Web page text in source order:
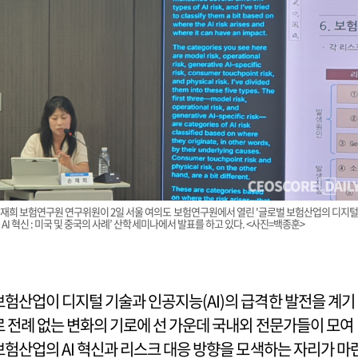
희 보험연구원 연구위원이 2일 서울 여의도 보험연구원에서 열린 '글로벌 보험산업의 디지털
혁신 : 미국 및 중국의 사례’ 산학세미나에서 발표를 하고 있다. <사진=백종훈>
험산업이 디지털 기술과 인공지능(AI)의 급격한 발전을 계기
전례 없는 변화의 기로에 선 가운데 국내외 전문가들이 모여
험산업의 AI 혁신과 리스크 대응 방향을 모색하는 자리가 마